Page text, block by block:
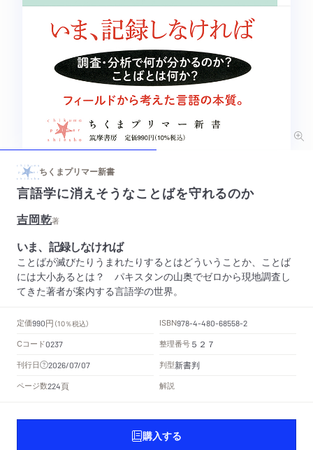
ちくまプリマー新書
言語学に消えそうなことばを守れるのか
吉岡乾著
いま、記録しなければ
ことばが滅びたりうまれたりするとはどういうことか、ことば
には大小あるとは？ パキスタンの山奥でゼロから現地調査し
てきた著者が案内する言語学の世界。
定価990円 （10％税込） ISBN978-4-480-68558-2
Cコード0237 整理番号 ５２７
刊行日 2026/07/07 判型新書判
ページ数224頁 解説
購入する